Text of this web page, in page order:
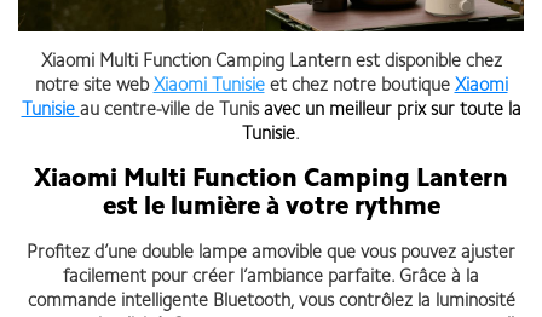
Xiaomi Multi Function Camping Lantern est disponible chez
notre site web Xiaomi Tunisieet chez notre boutique Xiaomi
Tunisie au centre-ville de Tunis avec un meilleur prix sur toute la
Tunisie.
Xiaomi Multi Function Camping Lantern
est le lumière à votre rythme
Profitez d’une double lampe amovible que vous pouvez ajuster
facilement pour créer l’ambiance parfaite. Grâce à la
commande intelligente Bluetooth, vous contrôlez la luminosité